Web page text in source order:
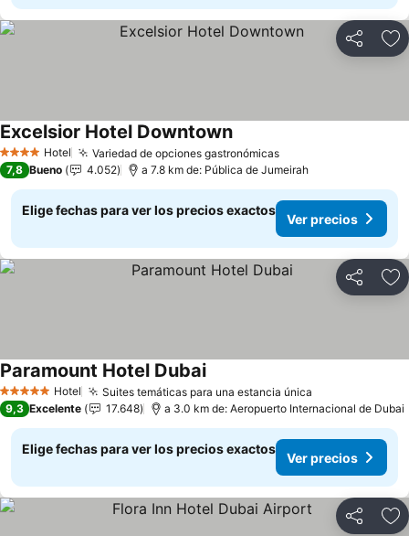
Compartir
4 EstrellasHotel Variedad de opciones gastronómicasVer precios
Excelsior Hotel DowntownVer precios
7,8 Bueno 4.052 a 7.8 km de: Pública de Jumeirah
Elige fechas para ver los precios exactos
Ver precios
Compartir
5 Estrellas Hotel Suites temáticas para una estancia única
Paramount Hotel DubaiVer precios
9,3 Excelente 17.648 a 3.0 km de: Aeropuerto Internacional de Dubai
Elige fechas para ver los precios exactos
Ver precios
Compartir